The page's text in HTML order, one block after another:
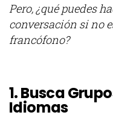
Pero, ¿qué puedes
conversación si no
francófono?
1. Busca
Idiomas